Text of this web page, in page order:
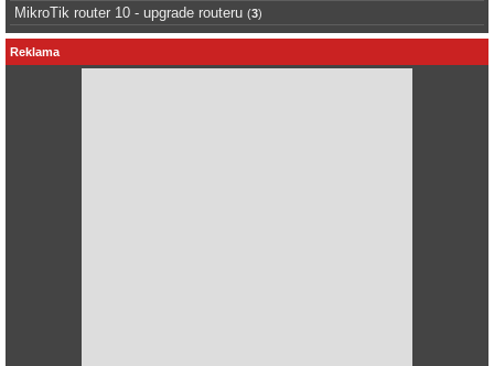
MikroTik router 10 - upgrade routeru (3)
Reklama